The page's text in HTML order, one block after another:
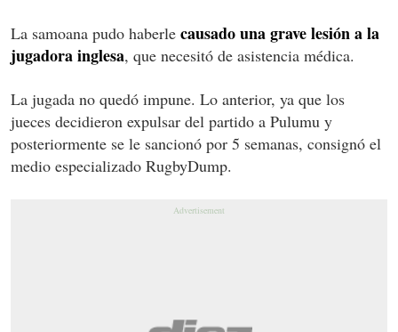
La samoana pudo haberle causado una grave lesión a la
jugadora inglesa, que necesitó de asistencia médica.
La jugada no quedó impune. Lo anterior, ya que los
jueces decidieron expulsar del partido a Pulumu y
posteriormente se le sancionó por 5 semanas, consignó el
medio especializado RugbyDump.